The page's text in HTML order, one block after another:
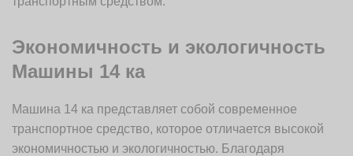
Экономичность и экологичность
Машины 14 ка
Машина 14 ка представляет собой современное
транспортное средство, которое отличается высокой
экономичностью и экологичностью. Благодаря